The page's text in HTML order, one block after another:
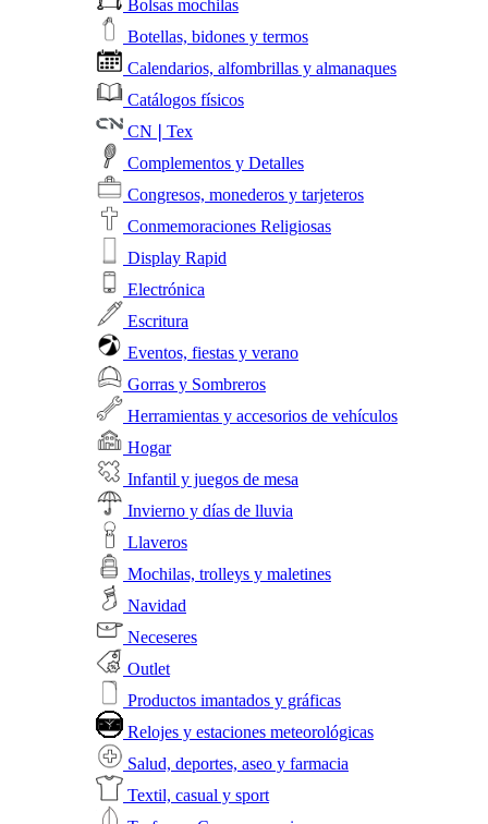
Bolsas mochilas
Botellas, bidones y termos
Calendarios, alfombrillas y almanaques
Catálogos físicos
CN❘Tex
Complementos y Detalles
Congresos, monederos y tarjeteros
Conmemoraciones Religiosas
Display Rapid
Electrónica
Escritura
Eventos, fiestas y verano
Gorras y Sombreros
Herramientas y accesorios de vehículos
Hogar
Infantil y juegos de mesa
Invierno y días de lluvia
Llaveros
Mochilas, trolleys y maletines
Navidad
Neceseres
Outlet
Productos imantados y gráficas
Relojes y estaciones meteorológicas
Salud, deportes, aseo y farmacia
Textil, casual y sport